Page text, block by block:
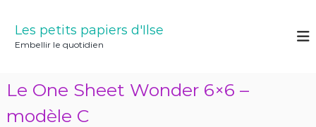
Les petits papiers d'Ilse
Embellir le quotidien
Le One Sheet Wonder 6×6 –
modèle C